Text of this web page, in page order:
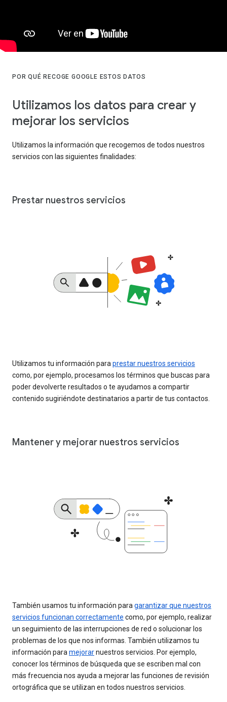
POR QUÉ RECOGE GOOGLE ESTOS DATOS
Utilizamos los datos para crear y
mejorar los servicios
Utilizamos la información que recogemos de todos nuestros
servicios con las siguientes finalidades:
Prestar nuestros servicios
Utilizamos tu información para prestar nuestros servicios
como, por ejemplo, procesamos los términos que buscas para
poder devolverte resultados o te ayudamos a compartir
contenido sugiriéndote destinatarios a partir de tus contactos.
Mantener y mejorar nuestros servicios
También usamos tu información para garantizar que nuestros
servicios funcionan correctamente como, por ejemplo, realizar
un seguimiento de las interrupciones de red o solucionar los
problemas de los que nos informas. También utilizamos tu
información para mejorarnuestros servicios. Por ejemplo,
conocer los términos de búsqueda que se escriben mal con
más frecuencia nos ayuda a mejorar las funciones de revisión
ortográfica que se utilizan en todos nuestros servicios.